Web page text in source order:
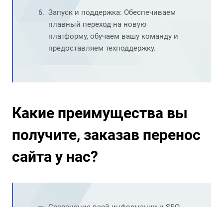
Запуск и поддержка: Обеспечиваем
плавный переход на новую
платформу, обучаем вашу команду и
предоставляем техподдержку.
Какие преимущества вы
получите, заказав перенос
сайта у нас?